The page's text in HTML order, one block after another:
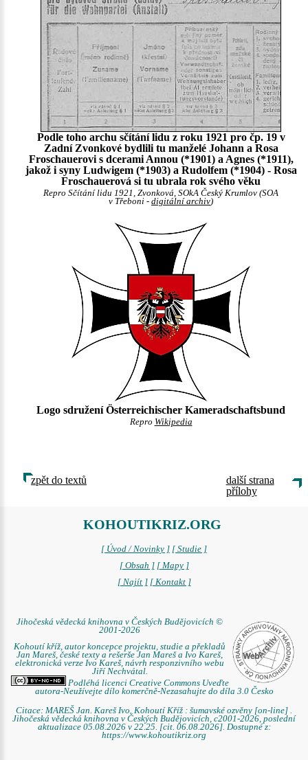
Podle toho archu sčítání lidu z roku 1921 pro čp. 19 v
Zadní Zvonkové bydlili tu manželé Johann a Rosa
Froschauerovi s dcerami Annou (*1901) a Agnes (*1911),
jakož i syny Ludwigem (*1903) a Rudolfem (*1904) - Rosa
Froschauerová si tu ubrala rok svého věku
Repro Sčítání lidu 1921, Zvonková, SOkA Český Krumlov (SOA
v Třeboni - digitální archiv)
Logo sdružení Österreichischer Kameradschaftsbund
Repro Wikipedia
zpět do textů
další strana
přílohy
KOHOUTIKRIZ.ORG
[ Úvod / Novinky ] [ Studie ]
[ Obsah ] [ Mapy ]
[ Najít ] [ Kontakt ]
Jihočeská vědecká knihovna v Českých Budějovicích ©
2001-2026
Kohoutí kříž, autor koncepce projektu, studie a překladů
Jan Mareš, české texty a rešerše Jan Mareš a Ivo Kareš,
elektronická verze Ivo Kareš, návrh responzivního webu
Jiří Nechvátal.
Podléhá licenci Creative Commons Uveďte
autora-Neužívejte dílo komerčně-Nezasahujte do díla 3.0 Česko
Citace: MAREŠ Jan. Kareš Ivo. Kohoutí Kříž : šumavské ozvěny [on-line] .
Jihočeská vědecká knihovna v Českých Budějovicích, c2001-2026, poslední
aktualizace 05.08.2026 v 22.25. [cit. 06.08.2026]. Dostupné z:
https://www.kohoutikriz.org